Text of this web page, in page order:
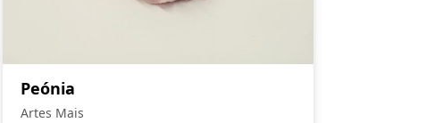
Peónia
Artes Mais